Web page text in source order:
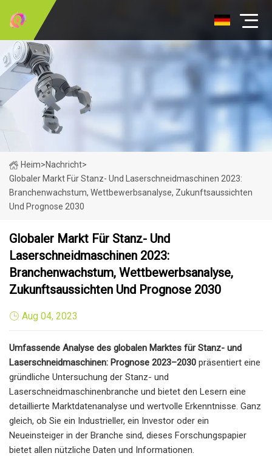
Heim>Nachricht>
Globaler Markt Für Stanz- Und Laserschneidmaschinen 2023:
Branchenwachstum, Wettbewerbsanalyse, Zukunftsaussichten
Und Prognose 2030
Globaler Markt Für Stanz- Und
Laserschneidmaschinen 2023:
Branchenwachstum, Wettbewerbsanalyse,
Zukunftsaussichten Und Prognose 2030
Aug 04, 2023
Umfassende Analyse des globalen Marktes für Stanz- und
Laserschneidmaschinen: Prognose 2023–2030 präsentiert eine
gründliche Untersuchung der Stanz- und
Laserschneidmaschinenbranche und bietet den Lesern eine
detaillierte Marktdatenanalyse und wertvolle Erkenntnisse. Ganz
gleich, ob Sie ein Industrieller, ein Investor oder ein
Neueinsteiger in der Branche sind, dieses Forschungspapier
bietet allen nützliche Daten und Informationen.